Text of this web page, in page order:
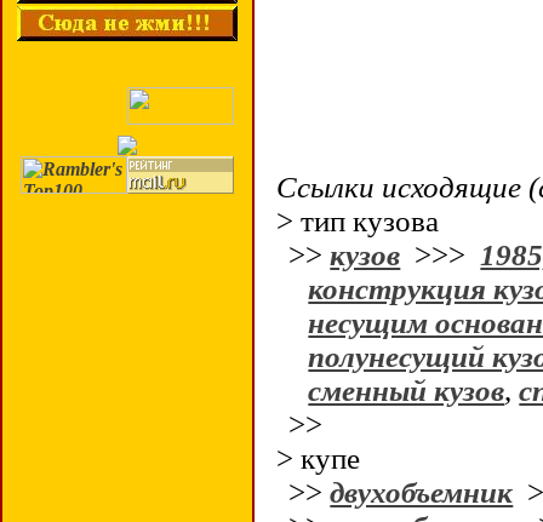
Ссылки исходящие
> тип кузова
>>кузов >>>
конструкция
несущим
полунесущий
сменный кузов,
>>
> купе
>>двухобъемник